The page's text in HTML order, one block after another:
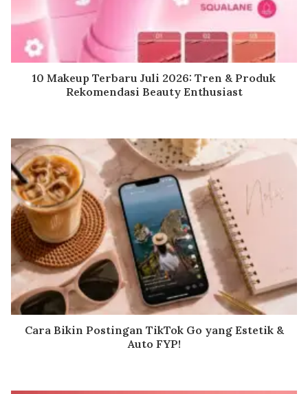
10 Makeup Terbaru Juli 2026: Tren & Produk
Rekomendasi Beauty Enthusiast
Cara Bikin Postingan TikTok Go yang Estetik &
Auto FYP!